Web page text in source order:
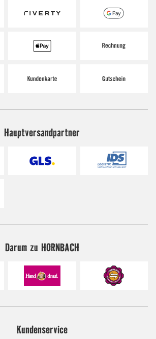
Hauptversandpartner
Darum zu HORNBACH
Kundenservice